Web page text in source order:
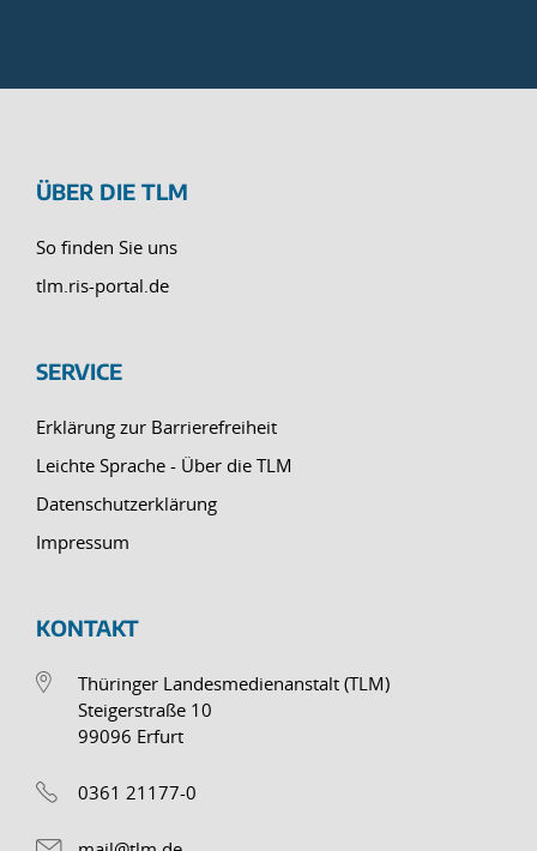
ÜBER DIE TLM
So finden Sie uns
tlm.ris-portal.de
SERVICE
Erklärung zur Barrierefreiheit
Leichte Sprache - Über die TLM
Datenschutzerklärung
Impressum
KONTAKT
Thüringer Landesmedienanstalt (TLM)
Steigerstraße 10
99096 Erfurt
0361 21177-0